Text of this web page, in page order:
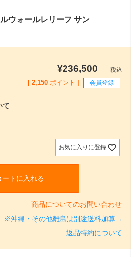
ウォールレリーフ サン
¥236,500
税込
2,150 ポイント ] 会員登録
て
お気に入りに登録
ートに入れる
商品についてのお問い合わせ
※沖縄・その他離島は別途送料加算→
返品特約について